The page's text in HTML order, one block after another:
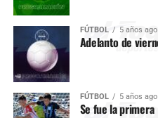
FÚTBOL 5 años ago
Adelanto de
FÚTBOL 5 años ago
Se fue la primera